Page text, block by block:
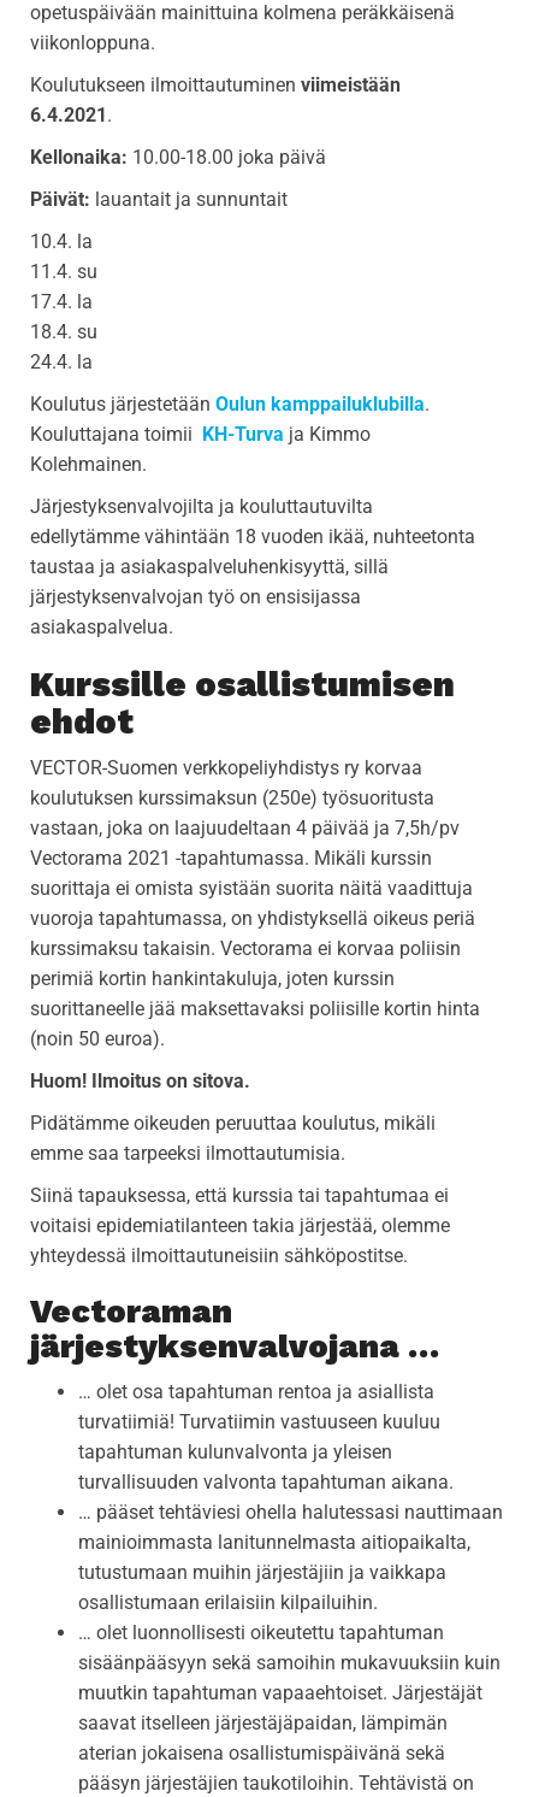
opetuspäivään mainittuina kolmena peräkkäisenä
viikonloppuna.
Koulutukseen ilmoittautuminenviimeistään
6.4.2021 .
Kellonaika: 10.00-18.00 joka päivä
Päivät: lauantait ja sunnuntait
10.4. la
11.4. su
17.4. la
18.4. su
24.4. la
Koulutus järjestetäänOulun kamppailuklubilla.
Kouluttajana toimii
KH-Turva ja Kimmo
Kolehmainen.
Järjestyksenvalvojilta ja kouluttautuvilta
edellytämme vähintään 18 vuoden ikää, nuhteetonta
taustaa ja asiakaspalveluhenkisyyttä, sillä
järjestyksenvalvojan työ on ensisijassa
asiakaspalvelua.
Kurssille osallistumisen
ehdot
VECTOR-Suomen verkkopeliyhdistys ry korvaa
koulutuksen kurssimaksun (250e) työsuoritusta
vastaan, joka on laajuudeltaan 4 päivää ja 7,5h/pv
Vectorama 2021 -tapahtumassa. Mikäli kurssin
suorittaja ei omista syistään suorita näitä vaadittuja
vuoroja tapahtumassa, on yhdistyksellä oikeus periä
kurssimaksu takaisin. Vectorama ei korvaa poliisin
perimiä kortin hankintakuluja, joten kurssin
suorittaneelle jää maksettavaksi poliisille kortin hinta
(noin 50 euroa).
Huom! Ilmoitus on sitova.
Pidätämme oikeuden peruuttaa koulutus, mikäli
emme saa tarpeeksi ilmottautumisia.
Siinä tapauksessa, että kurssia tai tapahtumaa ei
voitaisi epidemiatilanteen takia järjestää, olemme
yhteydessä ilmoittautuneisiin sähköpostitse.
Vectoraman
järjestyksenvalvojana …
… olet osa tapahtuman rentoa ja asiallista
turvatiimiä! Turvatiimin vastuuseen kuuluu
tapahtuman kulunvalvonta ja yleisen
turvallisuuden valvonta tapahtuman aikana.
… pääset tehtäviesi ohella halutessasi nauttimaan
mainioimmasta lanitunnelmasta aitiopaikalta,
tutustumaan muihin järjestäjiin ja vaikkapa
osallistumaan erilaisiin kilpailuihin.
… olet luonnollisesti oikeutettu tapahtuman
sisäänpääsyyn sekä samoihin mukavuuksiin kuin
muutkin tapahtuman vapaaehtoiset. Järjestäjät
saavat itselleen järjestäjäpaidan, lämpimän
aterian jokaisena osallistumispäivänä sekä
pääsyn järjestäjien taukotiloihin. Tehtävistä on